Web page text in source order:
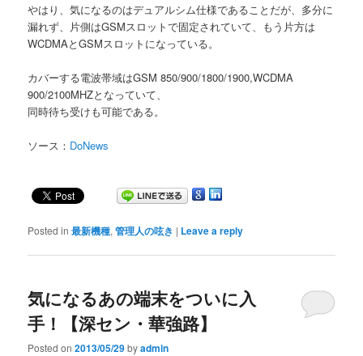
やはり、気になるのはデュアルシム仕様であることだが、多分に
漏れず、片側はGSMスロットで固定されていて、もう片方は
WCDMAとGSMスロットになっている。
カバーする電波帯域はGSM 850/900/1800/1900,WCDMA
900/2100MHZとなっていて、
同時待ち受けも可能である。
ソース： DoNews
Posted in 最新機種,管理人の呟き | Leave a reply
気になるあの端末をついに入
手！【深セン・華強路】
Posted on2013/05/29byadmin